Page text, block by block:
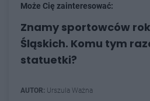
Może Cię zainteresować:
Znamy sportowców
Śląskich. Komu tym
statuetki?
AUTOR: Urszula Ważna